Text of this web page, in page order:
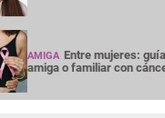
AMIGA Entre mujeres:
amiga o familiar con